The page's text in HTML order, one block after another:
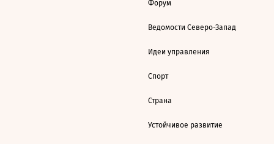
Форум
Ведомости Северо-Запад
Идеи управления
Спорт
Страна
Устойчивое развитие